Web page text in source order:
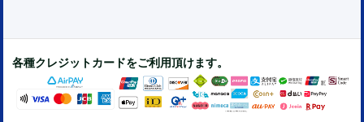
各種クレジットカードをご利用頂けます。